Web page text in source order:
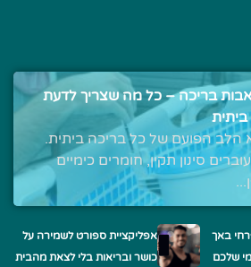
בריכה – כל מה שצריך לדעת
הפועם של כל בריכה ביתית.
סינון תקין, חומרים כימיים
באך
שלכם
אפליקציית ספורט לשמירה על
כושר ובריאות בלי לצאת מהבית